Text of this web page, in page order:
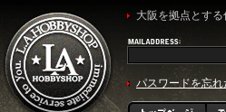
大阪を拠点とす
パスワードを忘